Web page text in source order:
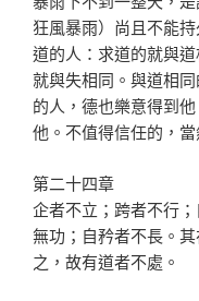
狂風暴雨）尚且不能
道的人：求道的就與
就與失相同。與道相
的人，德也樂意得到
他。不值得信任的，
第二十四章
企者不立；跨者不行
無功；自矜者不長。
之，故有道者不處。